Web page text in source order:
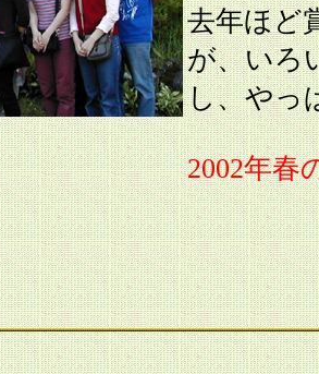
去年ほど
が、いろ
し、やっ
2002年春